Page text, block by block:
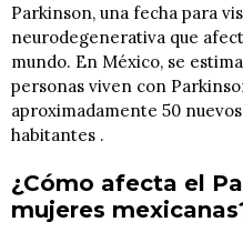
Parkinson, una fecha para
neurodegenerativa que
mundo. En México, se
personas viven con
aproximadamente 50
habitantes .
¿Cómo afecta el
mujeres